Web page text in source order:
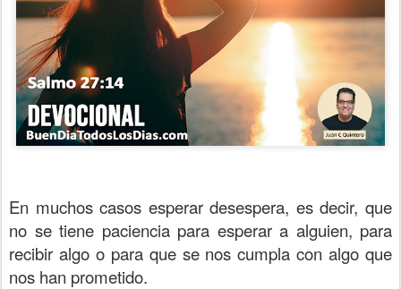
En muchos casos esperar desespera, es decir, que
no se tiene paciencia para esperar a alguien, para
recibir algo o para que se nos cumpla con algo que
nos han prometido.